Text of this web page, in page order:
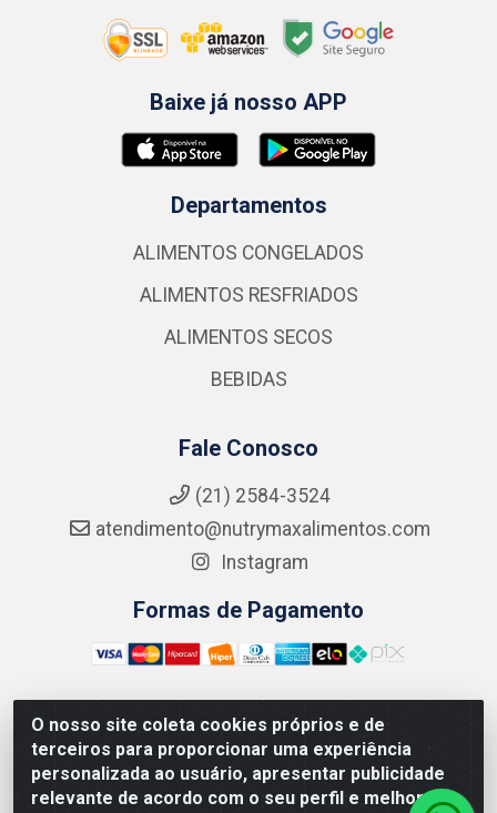
O nosso site coleta cookies próprios e de
terceiros para proporcionar uma experiência
personalizada ao usuário, apresentar publicidade
relevante de acordo com o seu perfil e melhorar a
Baixe já nosso APP
Departamentos
ALIMENTOS CONGELADOS
ALIMENTOS RESFRIADOS
ALIMENTOS SECOS
BEBIDAS
Fale Conosco
(21) 2584-3524
atendimento@nutrymaxalimentos.com
Instagram
Formas de Pagamento
NUTRY MAX COMÉRCIO DE PRODUTOS ALIMENTICIOS
LTDA - RUA DO FEIJÃO, 721 PENHA CIRCULAR/RJ -
CNPJ: 15.796.122/0001-03